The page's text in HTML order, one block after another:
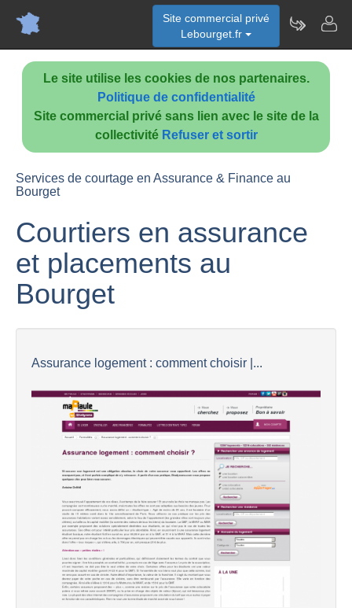
Le site utilise les cookies de nos partenaires.
Politique de confidentialité
Site commercial privé sans lien avec le site de la
collectivité Refuser et sortir
Site commercial privé
Lebourget.fr
Services de courtage en Assurance & Finance au
Bourget
Courtiers en assurance
et placements au
Bourget
Assurance logement : comment choisir |...